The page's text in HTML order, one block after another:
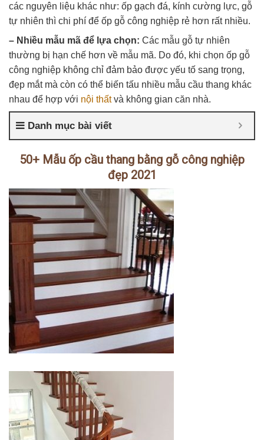
các nguyên liệu khác như: ốp gạch đá, kính cường lực, gỗ
tự nhiên thì chi phí để ốp gỗ công nghiệp rẻ hơn rất nhiều.
– Nhiều mẫu mã để lựa chọn: Các mẫu gỗ tự nhiên
thường bị hạn chế hơn về mẫu mã. Do đó, khi chọn ốp gỗ
công nghiệp không chỉ đảm bảo được yếu tố sang trọng,
đẹp mắt mà còn có thể biến tấu nhiều mẫu cầu thang khác
nhau để hợp với nội thấtvà không gian căn nhà.
Danh mục bài viết
50+ Mẫu ốp cầu thang bằng gỗ công nghiệp
đẹp 2021